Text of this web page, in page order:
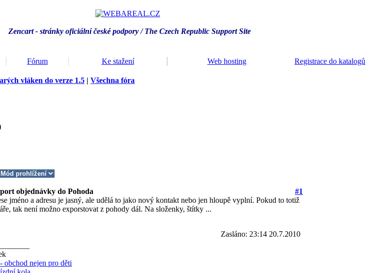
Zencart - stránky oficiální české podpory / The Czech Republic Support Site
Fórum Ke stažení Web hosting Registrace do katalogů
vláken do verze 1.5 | Všechna fóra
objednávky do Pohoda
#1
jméno a adresu je jasný, ale udělá to jako nový kontakt nebo jen hloupě vyplní. Pokud to totiž
tak není možno exporstovat z pohody dál. Na složenky, štítky ...
Zasláno: 23:14 20.7.2010
obchod nejen pro děti